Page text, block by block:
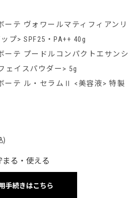
ーテ ヴォワールマティフィアンリ
プ> SPF25・PA++ 40g
ーテ プードルコンパクトエサンシ
ェイスパウダー> 5g
ーテ ル・セラムⅡ <美容液> 特製
)
まる・使える
手続きはこちら